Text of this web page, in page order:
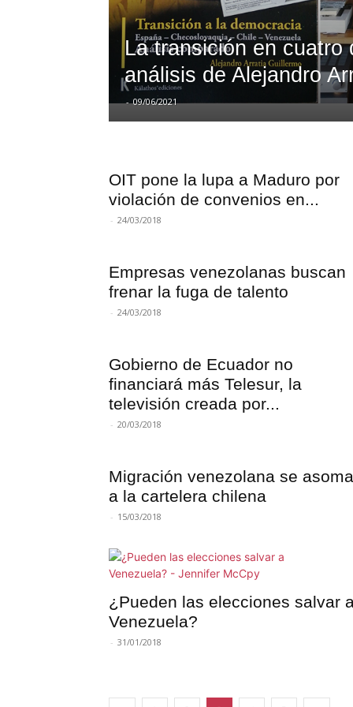
La transición en cuatro
análisis de Alejandro
- 09/06/2021
OIT pone la lupa a Maduro por
violación de convenios en...
- 24/03/2018
Empresas venezolanas buscan
frenar la fuga de talento
- 24/03/2018
Gobierno de Ecuador no
financiará más Telesur, la
televisión creada por...
- 20/03/2018
Migración venezolana se asoma
a la cartelera chilena
- 15/03/2018
¿Pueden las elecciones salvar
Venezuela?
- 31/01/2018